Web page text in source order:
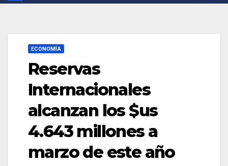
ECONOMÍA
Reservas
Internacionales
alcanzan los $us
4.643 millones a
marzo de este año